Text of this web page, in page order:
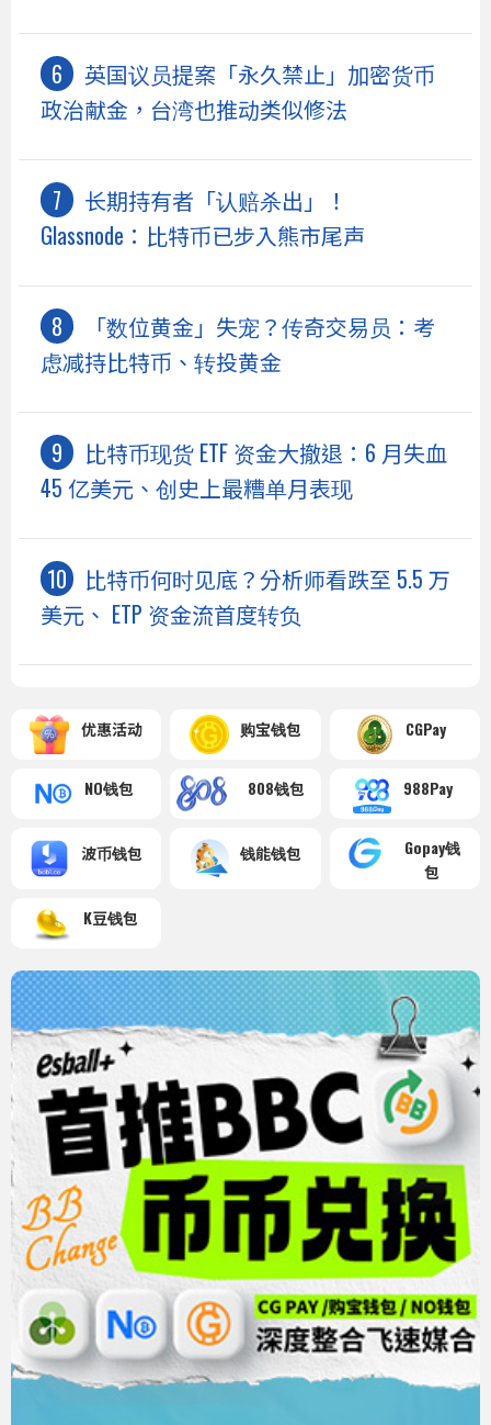
英国议员提案「永久禁止」加密货币
政治献金，台湾也推动类似修法
长期持有者「认赔杀出」！
Glassnode：比特币已步入熊市尾声
「数位黄金」失宠？传奇交易员：考
虑减持比特币、转投黄金
比特币现货 ETF 资金大撤退：6 月失血
45 亿美元、创史上最糟单月表现
比特币何时见底？分析师看跌至 5.5 万
美元、 ETP 资金流首度转负
优惠活动 购宝钱包 CGPay
NO钱包 808钱包 988Pay
波币钱包 钱能钱包
Gopay钱
包
K豆钱包